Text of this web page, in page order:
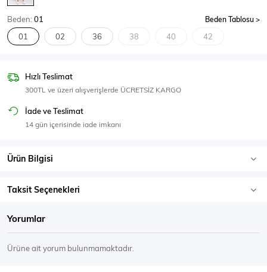
Body
SPOR GİYİM
Eşofman Üstü
Beden:01 Beden Tablosu
01 02 36 38 40 42
Hızlı Teslimat
300TL ve üzeri alışverişlerde ÜCRETSİZ KARGO
İade ve Teslimat
14 gün içerisinde iade imkanı
Ürün Bilgisi
Taksit Seçenekleri
Yorumlar
Ürüne ait yorum bulunmamaktadır.